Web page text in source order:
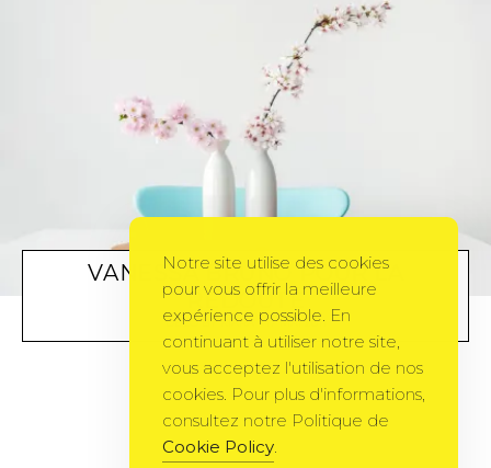
VANESSA BRUNO POUR LA
REDOUTE
DÉCOBYKIARA 17 MAI 2011
Notre site utilise des cookies
pour vous offrir la meilleure
expérience possible. En
continuant à utiliser notre site,
vous acceptez l'utilisation de nos
cookies. Pour plus d'informations,
consultez notre Politique de
Cookie Policy.